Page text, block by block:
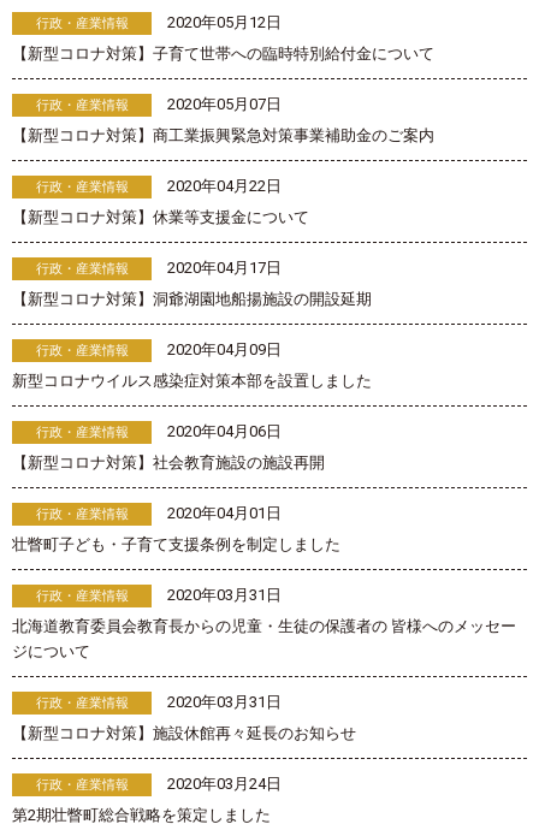
行政・産業情報
2020年05月12日
【新型コロナ対策】子育て世帯への臨時特別給付金について
行政・産業情報
2020年05月07日
【新型コロナ対策】商工業振興緊急対策事業補助金のご案内
行政・産業情報
2020年04月22日
【新型コロナ対策】休業等支援金について
行政・産業情報
2020年04月17日
【新型コロナ対策】洞爺湖園地船揚施設の開設延期
行政・産業情報
2020年04月09日
新型コロナウイルス感染症対策本部を設置しました
行政・産業情報
2020年04月06日
【新型コロナ対策】社会教育施設の施設再開
行政・産業情報
2020年04月01日
壮瞥町子ども・子育て支援条例を制定しました
行政・産業情報
2020年03月31日
北海道教育委員会教育長からの児童・生徒の保護者の 皆様へのメッセー
ジについて
行政・産業情報
2020年03月31日
【新型コロナ対策】施設休館再々延長のお知らせ
行政・産業情報
2020年03月24日
第2期壮瞥町総合戦略を策定しました